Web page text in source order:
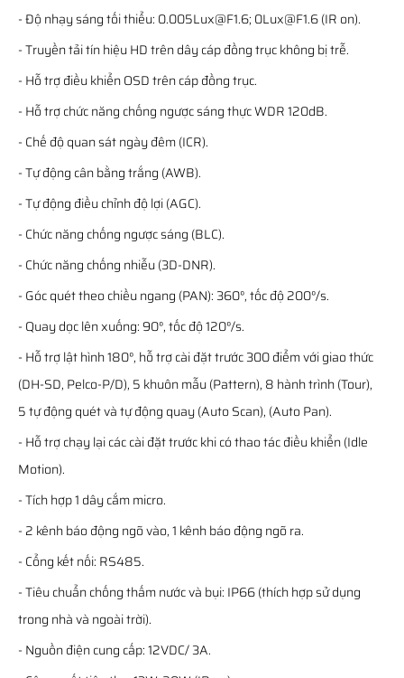
- Độ nhạy sáng tối thiểu: 0.005Lux@F1.6; 0Lux@F1.6 (IR on).
- Truyền tải tín hiệu HD trên dây cáp đồng trục không bị trễ.
- Hỗ trợ điều khiển OSD trên cáp đồng trục.
- Hỗ trợ chức năng chống ngược sáng thực WDR 120dB.
- Chế độ quan sát ngày đêm (ICR).
- Tự động cân bằng trắng (AWB).
- Tự động điều chỉnh độ lợi (AGC).
- Chức năng chống ngược sáng (BLC).
- Chức năng chống nhiễu (3D-DNR).
- Góc quét theo chiều ngang (PAN): 360°, tốc độ 200°/s.
- Quay dọc lên xuống: 90°, tốc độ 120°/s.
- Hỗ trợ lật hình 180°, hỗ trợ cài đặt trước 300 điểm với giao thức
(DH-SD, Pelco-P/D), 5 khuôn mẫu (Pattern), 8 hành trình (Tour),
5 tự động quét và tự động quay (Auto Scan), (Auto Pan).
- Hỗ trợ chạy lại các cài đặt trước khi có thao tác điều khiển (Idle
Motion).
- Tích hợp 1 dây cắm micro.
- 2 kênh báo động ngõ vào, 1 kênh báo động ngõ ra.
- Cổng kết nối: RS485.
- Tiêu chuẩn chống thấm nước và bụi: IP66 (thích hợp sử dụng
trong nhà và ngoài trời).
- Nguồn điện cung cấp: 12VDC/ 3A.